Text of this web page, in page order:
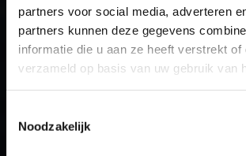
partners voor social media, adverteren
partners kunnen deze gegevens
informatie die u aan ze heeft verstrekt of
verzameld op basis van uw gebruik van
Noodzakelijk